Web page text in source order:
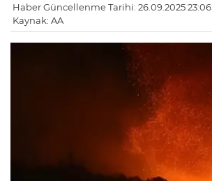
Haber Güncellenme Tarihi: 26.09.2025 23:06
Kaynak: AA